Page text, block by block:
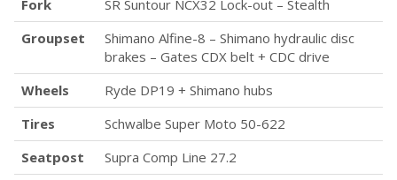
Fork
SR Suntour NCX32 Lock-out – Stealth
Groupset
Shimano Alfine-8 – Shimano hydraulic disc
brakes – Gates CDX belt + CDC drive
Wheels
Ryde DP19 + Shimano hubs
Tires
Schwalbe Super Moto 50-622
Seatpost
Supra Comp Line 27.2